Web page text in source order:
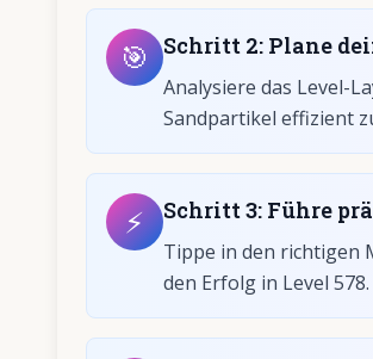
🎯 Schritt 2: Plane
Analysiere das Level-
Sandpartikel effizient
⚡ Schritt3: Führe
Tippe in den richtigen
den Erfolg in Level 578.